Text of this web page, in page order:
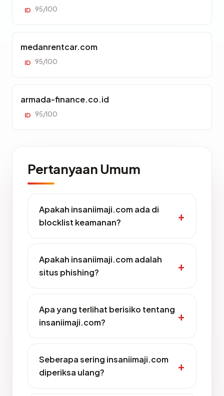
ID 95/100
medanrentcar.com
ID 95/100
armada-finance.co.id
ID 95/100
Pertanyaan Umum
Apakah insaniimaji.com ada di
blocklist keamanan?
Apakah insaniimaji.com adalah
situs phishing?
Apa yang terlihat berisiko tentang
insaniimaji.com?
Seberapa sering insaniimaji.com
diperiksa ulang?